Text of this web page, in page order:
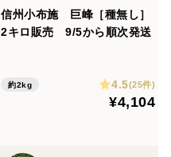
信州小布施 巨峰［種無し］
2キロ販売 9/5から順次発送
約2kg 4.5(25件)
¥4,104